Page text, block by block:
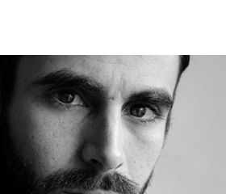
Retratos
2019